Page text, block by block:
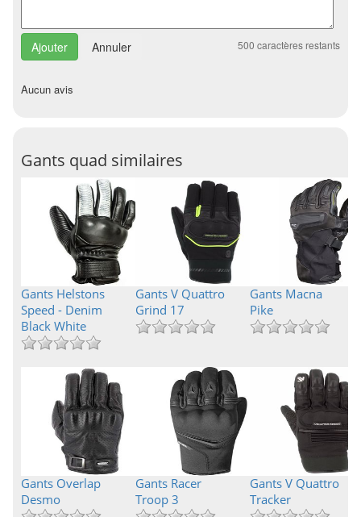
Annuler 500 caractères restants
Aucun avis
Gants quad similaires
Gants Helstons
Speed - Denim
Black White
Gants V Quattro
Grind 17
Gants Macna
Pike
Gants Overlap
Desmo
Gants Racer
Troop 3
Gants V Quattro
Tracker